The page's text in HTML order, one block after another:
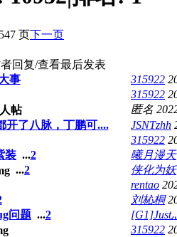
页下一页
回复/查看最后发表
事
315922
315922
匿名
开了八脉，丁鹏可....
JSNTzhh
315922
装 ...2 曦月漫天
...2 侠化为妖
rentao
刘杺桐
问题 ...2 [G1]Just
315922